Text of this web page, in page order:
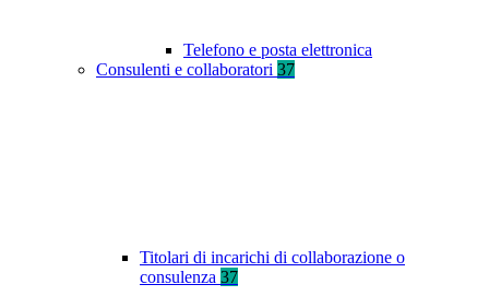
Telefono e posta elettronica
Consulenti e collaboratori 37
Titolari di incarichi di collaborazione o
consulenza 37